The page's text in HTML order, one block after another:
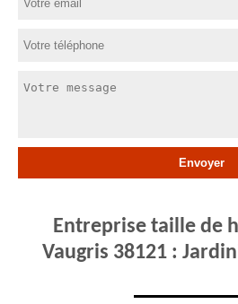
Entreprise taille de
Vaugris 38121 :